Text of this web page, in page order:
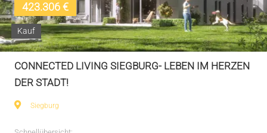
423.306 €
Kauf
CONNECTED LIVING SIEGBURG- LEBEN IM HERZEN
DER STADT!
Siegburg